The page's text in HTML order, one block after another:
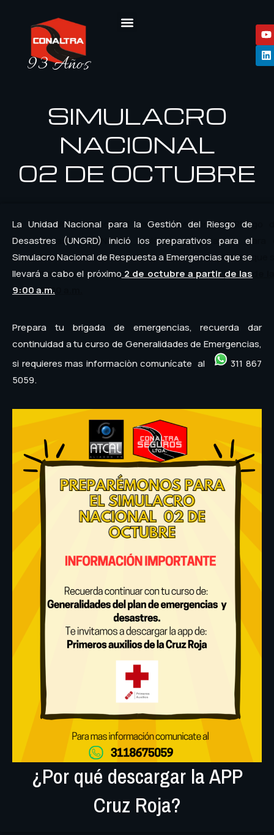
93 Años
SIMULACRO
NACIONAL
02 DE OCTUBRE
La Unidad Nacional para la Gestión del Riesgo de
Desastres (UNGRD) inició los preparativos para el
Simulacro Nacional de Respuesta a Emergencias que se
llevará a cabo el próximo 2 de octubre a partir de las
9:00 a.m.
Prepara tu brigada de emergencias, recuerda dar
continuidad a tu curso de Generalidades de Emergencias,
si requieres mas informaciòn comunícate al
311 867
5059.
¿Por qué descargar la APP
Cruz Roja?